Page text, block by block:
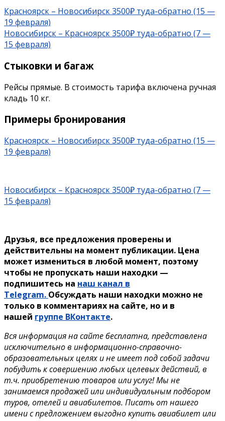
Красноярск – Новосибирск 3500₽ туда-обратно (15 —
19 февраля)
Новосибирск – Красноярск 3500₽ туда-обратно (7 —
15 февраля)
Стыковки и багаж
Рейсы прямые. В стоимость тарифа включена ручная
кладь 10 кг.
Примеры бронирования
Красноярск – Новосибирск 3500₽ туда-обратно (15 —
19 февраля)
Новосибирск – Красноярск 3500₽ туда-обратно (7 —
15 февраля)
Друзья, все предложения проверены и
действительны на момент публикации. Цена
может измениться в любой момент, поэтому
чтобы не пропускать наши находки —
подпишитесь на наш канал в
Telegram. Обсуждать наши находки можно не
только в комментариях на сайте, но и в
нашей группе ВКонтакте.
Вся информация на сайте бесплатна, представлена
исключительно в информационно-справочно-
образовательных целях и не имеет под собой задачи
побудить к совершению любых целевых действий, в
т.ч. приобретению товаров или услуг! Мы не
занимаемся продажей или индивидуальным подбором
туров, отелей и авиабилетов. Писать от нашего
имени с предложением выгодно купить авиабилет или